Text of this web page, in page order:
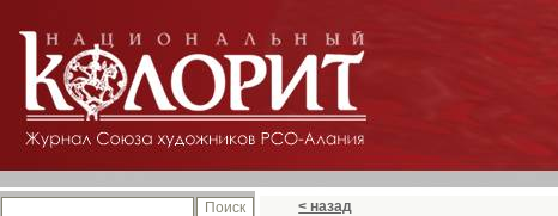
< назад